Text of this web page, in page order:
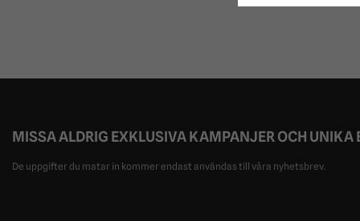
MISSA ALDRIG EXKLUSIVA KAMPANJER OCH UNIKA
De uppgifter du matar in kommer endast användas till våra nyhetsbrev.